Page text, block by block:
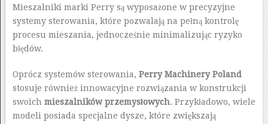
Mieszalniki marki Perry są wyposażone w precyzyjne
systemy sterowania, które pozwalają na pełną kontrolę
procesu mieszania, jednocześnie minimalizując ryzyko
błędów.
Oprócz systemów sterowania, Perry Machinery Poland
stosuje również innowacyjne rozwiązania w konstrukcji
swoich mieszalników przemysłowych. Przykładowo, wiele
modeli posiada specjalne dysze, które zwiększają